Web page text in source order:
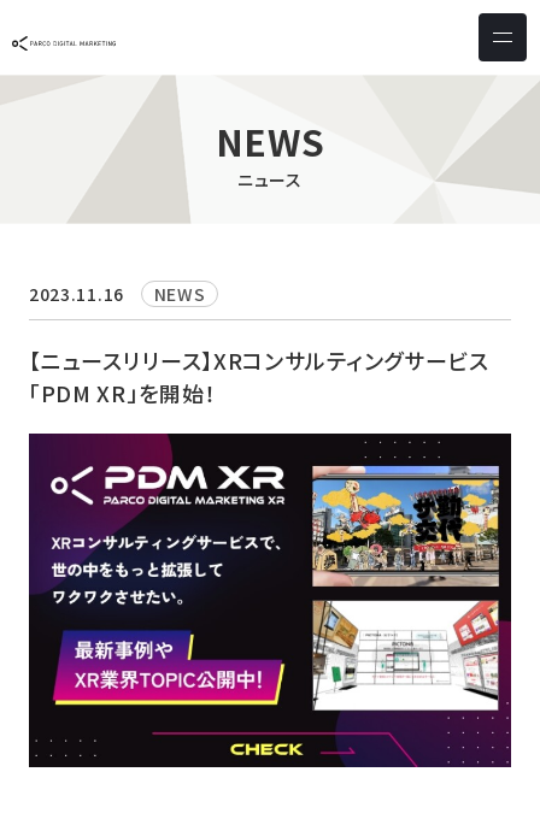
サービス & ソリューション
PICTONA
PDM XR
デジタルサイネージ
しふとん
ウェブアクセシビリティ
店頭
スキルアップ
導入事例
クライアント一覧
ニュース
メンバー
会社概要
NEWS
ニュース
2023.11.16 NEWS
【ニュースリリース】XRコンサルティングサービス
「PDM XR」を開始！